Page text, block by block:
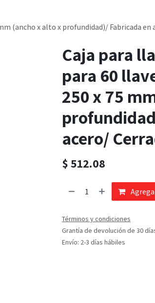
(ancho x alto x profundidad)/ Fabricada
Caja para
para 60
250 x 75
acero/
$512.08
Términos y condiciones
Grantía de devolución de 30
Envío: 2-3 días hábiles